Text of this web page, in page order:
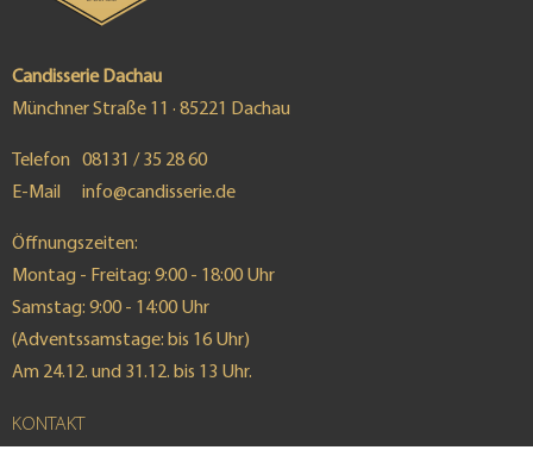
Candisserie Dachau
Münchner Straße 11 · 85221 Dachau
Telefon
08131 / 35 28 60
E-Mail
info@candisserie.de
Öffnungszeiten:
Montag - Freitag: 9:00 - 18:00 Uhr
Samstag: 9:00 - 14:00 Uhr
(Adventssamstage: bis 16 Uhr)
Am 24.12. und 31.12. bis 13 Uhr.
KONTAKT